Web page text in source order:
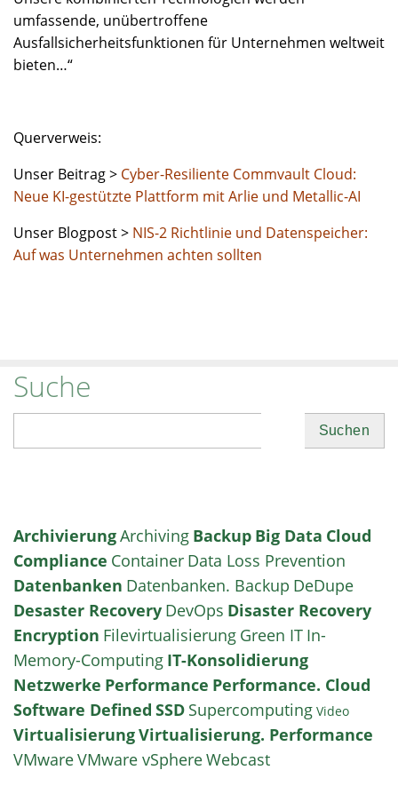
umfassende, unübertroffene
Ausfallsicherheitsfunktionen für Unternehmen weltweit
bieten…“
Querverweis:
Unser Beitrag > Cyber-Resiliente Commvault Cloud:
Neue KI-gestützte Plattform mit Arlie und Metallic-AI
Unser Blogpost > NIS-2 Richtlinie und Datenspeicher:
Auf was Unternehmen achten sollten
Suche
ArchivierungArchiving Backup Big Data Cloud
Compliance Container Data Loss Prevention
Datenbanken Datenbanken. Backup DeDupe
Desaster Recovery DevOps Disaster Recovery
Encryption Filevirtualisierung Green IT In-
Memory-Computing IT-Konsolidierung
Netzwerke Performance Performance. Cloud
Software Defined SSD Supercomputing Video
VirtualisierungVirtualisierung. Performance
VMwareVMware vSphereWebcast